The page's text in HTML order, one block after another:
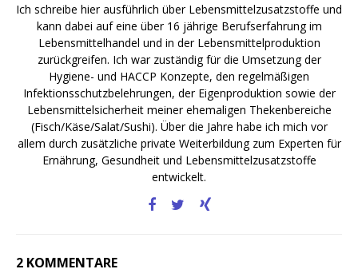
Ich schreibe hier ausführlich über Lebensmittelzusatzstoffe und
kann dabei auf eine über 16 jährige Berufserfahrung im
Lebensmittelhandel und in der Lebensmittelproduktion
zurückgreifen. Ich war zuständig für die Umsetzung der
Hygiene- und HACCP Konzepte, den regelmäßigen
Infektionsschutzbelehrungen, der Eigenproduktion sowie der
Lebensmittelsicherheit meiner ehemaligen Thekenbereiche
(Fisch/Käse/Salat/Sushi). Über die Jahre habe ich mich vor
allem durch zusätzliche private Weiterbildung zum Experten für
Ernährung, Gesundheit und Lebensmittelzusatzstoffe
entwickelt.
2 KOMMENTARE